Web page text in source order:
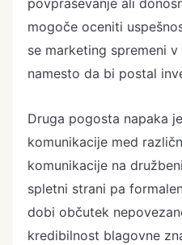
povpraševanje ali
mogoče oceniti
se marketing spremeni
namesto da bi postal
Druga pogosta napaka
komunikacije med
komunikacije na
spletni strani pa
dobi občutek
kredibilnost blagovne